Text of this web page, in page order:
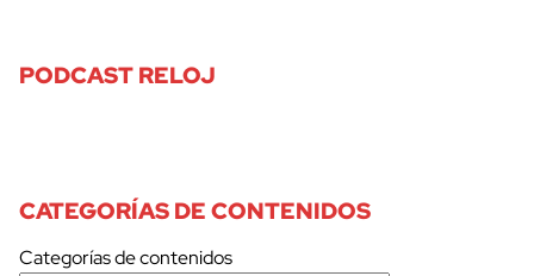
PODCAST RELOJ
CATEGORÍAS DE CONTENIDOS
Categorías de contenidos